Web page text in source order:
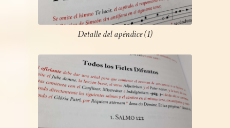
Detalle del apéndice (1)